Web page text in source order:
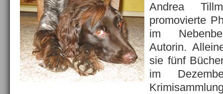
Andrea
promovierte
im
Autorin.
sie fünf
im